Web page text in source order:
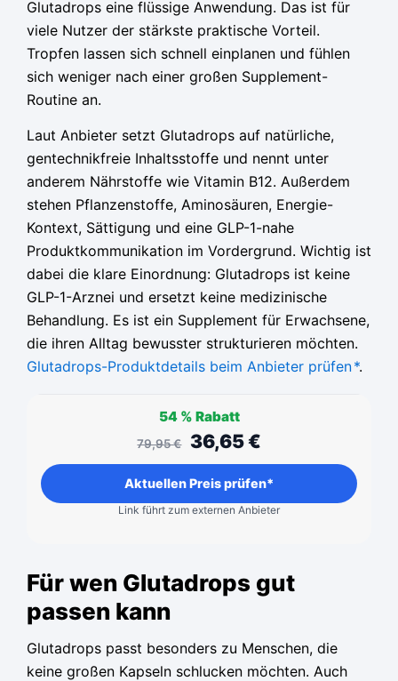
Glutadrops eine flüssige Anwendung. Das ist für
viele Nutzer der stärkste praktische Vorteil.
Tropfen lassen sich schnell einplanen und fühlen
sich weniger nach einer großen Supplement-
Routine an.
Laut Anbieter setzt Glutadrops auf natürliche,
gentechnikfreie Inhaltsstoffe und nennt unter
anderem Nährstoffe wie Vitamin B12. Außerdem
stehen Pflanzenstoffe, Aminosäuren, Energie-
Kontext, Sättigung und eine GLP-1-nahe
Produktkommunikation im Vordergrund. Wichtig ist
dabei die klare Einordnung: Glutadrops ist keine
GLP-1-Arznei und ersetzt keine medizinische
Behandlung. Es ist ein Supplement für Erwachsene,
die ihren Alltag bewusster strukturieren möchten.
Glutadrops-Produktdetails beim Anbieter prüfen*.
54 % Rabatt
79,95€ 36,65€
Aktuellen Preis prüfen*
Link führt zum externen Anbieter
Für wen Glutadrops gut
passen kann
Glutadrops passt besonders zu Menschen, die
keine großen Kapseln schlucken möchten. Auch